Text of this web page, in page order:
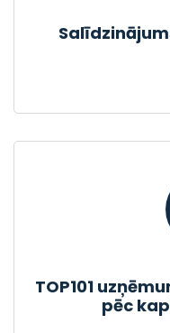
TOP101
pēc